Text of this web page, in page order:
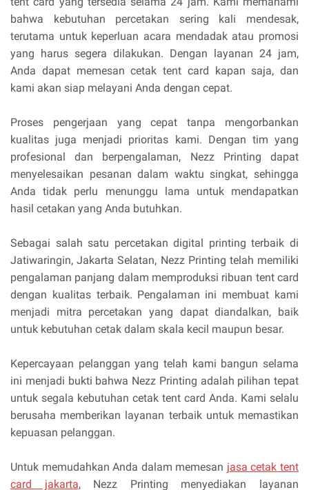
bahwa kebutuhan percetakan sering kali mendesak,
terutama untuk keperluan acara mendadak atau promosi
yang harus segera dilakukan. Dengan layanan 24 jam,
Anda dapat memesan cetak tent card kapan saja, dan
kami akan siap melayani Anda dengan cepat.
Proses pengerjaan yang cepat tanpa mengorbankan
kualitas juga menjadi prioritas kami. Dengan tim yang
profesional dan berpengalaman, Nezz Printing dapat
menyelesaikan pesanan dalam waktu singkat, sehingga
Anda tidak perlu menunggu lama untuk mendapatkan
hasil cetakan yang Anda butuhkan.
Sebagai salah satu percetakan digital printing terbaik di
Jatiwaringin, Jakarta Selatan, Nezz Printing telah memiliki
pengalaman panjang dalam memproduksi ribuan tent card
dengan kualitas terbaik. Pengalaman ini membuat kami
menjadi mitra percetakan yang dapat diandalkan, baik
untuk kebutuhan cetak dalam skala kecil maupun besar.
Kepercayaan pelanggan yang telah kami bangun selama
ini menjadi bukti bahwa Nezz Printing adalah pilihan tepat
untuk segala kebutuhan cetak tent card Anda. Kami selalu
berusaha memberikan layanan terbaik untuk memastikan
kepuasan pelanggan.
Untuk memudahkan Anda dalam memesan jasa cetak tent
card jakarta, Nezz Printing menyediakan layanan